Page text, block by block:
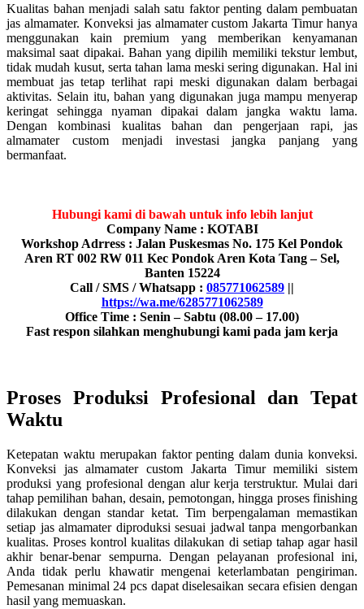
Kualitas bahan menjadi salah satu faktor penting dalam pembuatan
jas almamater. Konveksi jas almamater custom Jakarta Timur hanya
menggunakan kain premium yang memberikan kenyamanan
maksimal saat dipakai. Bahan yang dipilih memiliki tekstur lembut,
tidak mudah kusut, serta tahan lama meski sering digunakan. Hal ini
membuat jas tetap terlihat rapi meski digunakan dalam berbagai
aktivitas. Selain itu, bahan yang digunakan juga mampu menyerap
keringat sehingga nyaman dipakai dalam jangka waktu lama.
Dengan kombinasi kualitas bahan dan pengerjaan rapi, jas
almamater custom menjadi investasi jangka panjang yang
bermanfaat.
Hubungi kami di bawah untuk info lebih lanjut
Company Name : KOTABI
Workshop Adrress : Jalan Puskesmas No. 175 Kel Pondok
Aren RT 002 RW 011 Kec Pondok Aren Kota Tang – Sel,
Banten 15224
Call / SMS / Whatsapp : 085771062589 ||
https://wa.me/6285771062589
Office Time : Senin – Sabtu (08.00 – 17.00)
Fast respon silahkan menghubungi kami pada jam kerja
Proses Produksi Profesional dan Tepat
Waktu
Ketepatan waktu merupakan faktor penting dalam dunia konveksi.
Konveksi jas almamater custom Jakarta Timur memiliki sistem
produksi yang profesional dengan alur kerja terstruktur. Mulai dari
tahap pemilihan bahan, desain, pemotongan, hingga proses finishing
dilakukan dengan standar ketat. Tim berpengalaman memastikan
setiap jas almamater diproduksi sesuai jadwal tanpa mengorbankan
kualitas. Proses kontrol kualitas dilakukan di setiap tahap agar hasil
akhir benar-benar sempurna. Dengan pelayanan profesional ini,
Anda tidak perlu khawatir mengenai keterlambatan pengiriman.
Pemesanan minimal 24 pcs dapat diselesaikan secara efisien dengan
hasil yang memuaskan.